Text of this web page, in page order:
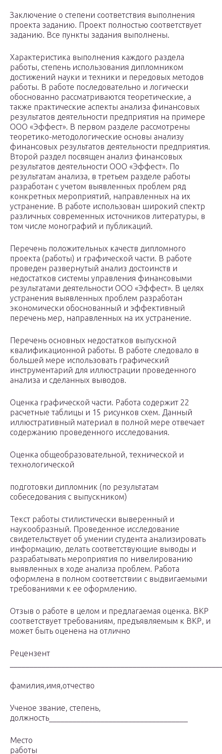
Заключение о степени соответствия выполнения
проекта заданию. Проект полностью соответствует
заданию. Все пункты задания выполнены.
Характеристика выполнения каждого раздела
работы, степень использования дипломником
достижений науки и техники и передовых методов
работы. В работе последовательно и логически
обоснованно рассматриваются теоретические, а
также практические аспекты анализа финансовых
результатов деятельности предприятия на примере
ООО «Эффест». В первом разделе рассмотрены
теоретико-методологические основы анализу
финансовых результатов деятельности предприятия.
Второй раздел посвящен анализ финансовых
результатов деятельности ООО «Эффест». По
результатам анализа, в третьем разделе работы
разработан с учетом выявленных проблем ряд
конкретных мероприятий, направленных на их
устранение. В работе использован широкий спектр
различных современных источников литературы, в
том числе монографий и публикаций.
Перечень положительных качеств дипломного
проекта (работы) и графической части. В работе
проведен развернутый анализ достоинств и
недостатков системы управления финансовыми
результатами деятельности ООО «Эффест». В целях
устранения выявленных проблем разработан
экономически обоснованный и эффективный
перечень мер, направленных на их устранение.
Перечень основных недостатков выпускной
квалификационной работы. В работе следовало в
большей мере использовать графический
инструментарий для иллюстрации проведенного
анализа и сделанных выводов.
Оценка графической части. Работа содержит 22
расчетные таблицы и 15 рисунков схем. Данный
иллюстративный материал в полной мере отвечает
содержанию проведенного исследования.
Оценка общеобразовательной, технической и
технологической
подготовки дипломник (по результатам
собеседования с выпускником)
Текст работы стилистически выверенный и
наукообразный. Проведенное исследование
свидетельствует об умении студента анализировать
информацию, делать соответствующие выводы и
разрабатывать мероприятия по нивелированию
выявленных в ходе анализа проблем. Работа
оформлена в полном соответствии с выдвигаемыми
требованиями к ее оформлению.
Отзыв о работе в целом и предлагаемая оценка. ВКР
соответствует требованиям, предъявляемым к ВКР, и
может быть оценена на отлично
Рецензент
фамилия,имя,отчество
Ученое звание, степень,
должность___________________________________
Место